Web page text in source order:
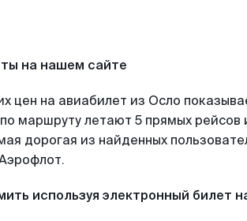
на нашем сайте
цен на авиабилет из Осло
маршруту летают 5 прямых рейсов
дорогая из найденных
используя электронный билет